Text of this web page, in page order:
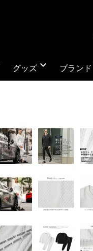
グッズ expand_more ブランド